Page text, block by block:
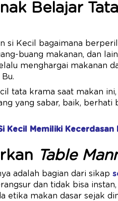
Belajar
si Kecil bagaimana
buang makanan, dan
menghargai makanan
tata krama saat makan
yang sabar, baik, berhati
Kecil Memiliki
Table
adalah bagian dari sikap
dan tidak bisa
etika makan dasar sejak